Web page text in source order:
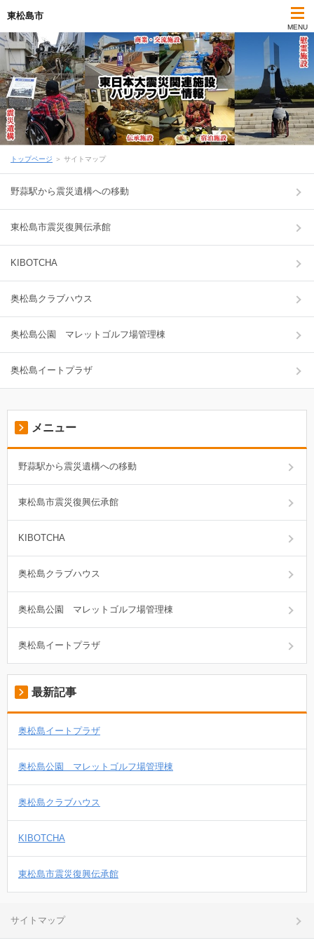
東松島市
MENU
トップページ ＞ サイトマップ
野蒜駅から震災遺構への移動
東松島市震災復興伝承館
KIBOTCHA
奥松島クラブハウス
奥松島公園 マレットゴルフ場管理棟
奥松島イートプラザ
メニュー
野蒜駅から震災遺構への移動
東松島市震災復興伝承館
KIBOTCHA
奥松島クラブハウス
奥松島公園 マレットゴルフ場管理棟
奥松島イートプラザ
最新記事
奥松島イートプラザ
奥松島公園 マレットゴルフ場管理棟
奥松島クラブハウス
KIBOTCHA
東松島市震災復興伝承館
サイトマップ